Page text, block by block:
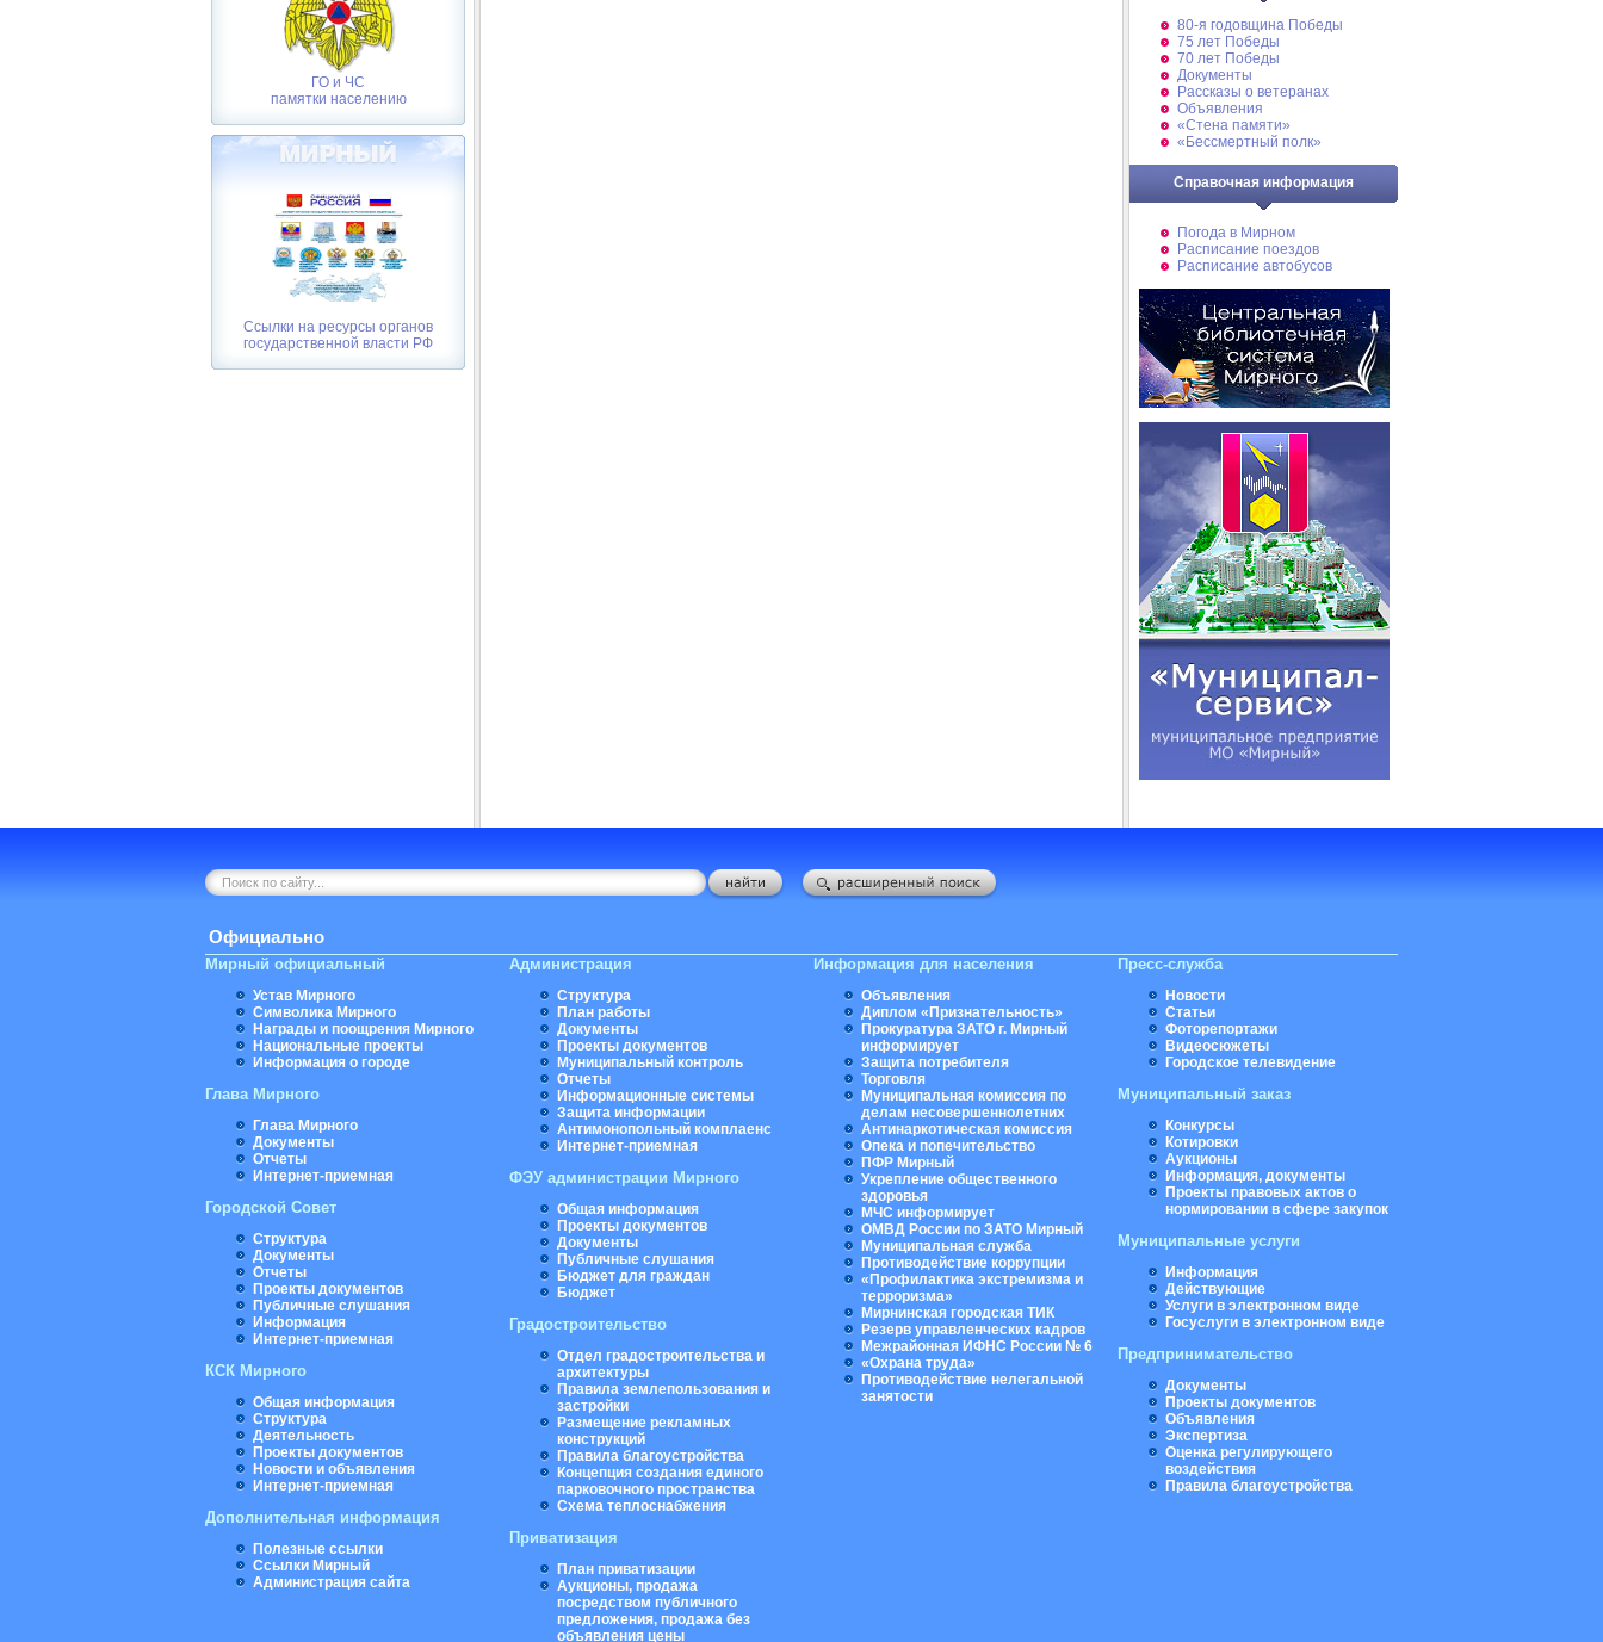
ГО и ЧС
памятки населению
Ссылки на ресурсы органов
государственной власти РФ
80-я годовщина Победы
75 лет Победы
70 лет Победы
Документы
Рассказы о ветеранах
Объявления
«Стена памяти»
«Бессмертный полк»
Справочная информация
Погода в Мирном
Расписание поездов
Расписание автобусов
Официально
Мирный официальный
Устав Мирного
Символика Мирного
Награды и поощрения Мирного
Национальные проекты
Информация о городе
Глава Мирного
Глава Мирного
Документы
Отчеты
Интернет-приемная
Городской Совет
Структура
Документы
Отчеты
Проекты документов
Публичные слушания
Информация
Интернет-приемная
КСК Мирного
Общая информация
Структура
Деятельность
Проекты документов
Новости и объявления
Интернет-приемная
Дополнительная информация
Полезные ссылки
Ссылки Мирный
Администрация сайта
Администрация
Структура
План работы
Документы
Проекты документов
Муниципальный контроль
Отчеты
Информационные системы
Защита информации
Антимонопольный комплаенс
Интернет-приемная
ФЭУ администрации Мирного
Общая информация
Проекты документов
Документы
Публичные слушания
Бюджет для граждан
Бюджет
Градостроительство
Отдел градостроительства и
архитектуры
Правила землепользования и
застройки
Размещение рекламных
конструкций
Правила благоустройства
Концепция создания единого
парковочного пространства
Схема теплоснабжения
Приватизация
План приватизации
Аукционы, продажа
посредством публичного
предложения, продажа без
объявления цены
Информация для населения
Объявления
Диплом «Признательность»
Прокуратура ЗАТО г. Мирный
информирует
Защита потребителя
Торговля
Муниципальная комиссия по
делам несовершеннолетних
Антинаркотическая комиссия
Опека и попечительство
ПФР Мирный
Укрепление общественного
здоровья
МЧС информирует
ОМВД России по ЗАТО Мирный
Муниципальная cлужба
Противодействие коррупции
«Профилактика экстремизма и
терроризма»
Мирнинская городская ТИК
Резерв управленческих кадров
Межрайонная ИФНС России № 6
«Охрана труда»
Противодействие нелегальной
занятости
Пресс-служба
Новости
Статьи
Фоторепортажи
Видеосюжеты
Городское телевидение
Муниципальный заказ
Конкурсы
Котировки
Аукционы
Информация, документы
Проекты правовых актов о
нормировании в сфере закупок
Муниципальные услуги
Информация
Действующие
Услуги в электронном виде
Госуслуги в электронном виде
Предпринимательство
Документы
Проекты документов
Объявления
Экспертиза
Оценка регулирующего
воздействия
Правила благоустройства